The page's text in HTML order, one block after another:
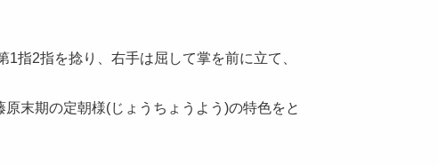
指2指を捻り、右手は屈して掌を前に立て、
末期の定朝様(じょうちょうよう)の特色をと